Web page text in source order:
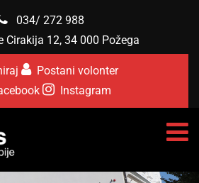
034/ 272 988
Cirakija 12, 34 000 Požega
Postani volonter
Instagram